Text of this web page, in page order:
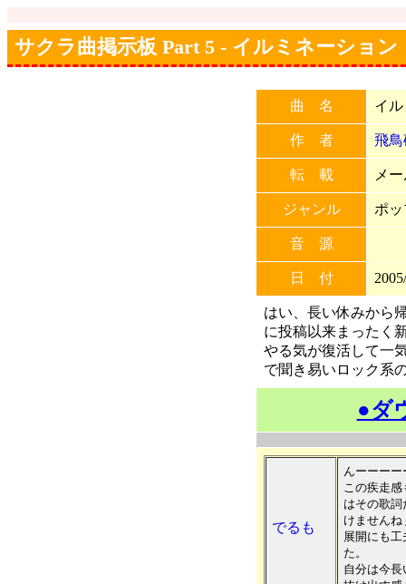
サクラ曲掲示板 Part 5 - イルミネーション
曲 名 イ
作 者 飛
転 載 メ
ジャンル ポ
音 源
日 付
はい、長い休みから
に投稿以来まったく
やる気が復活して一
で聞き易いロック系
●ダ
でるも
んーーーー
この疾走
はその歌
けませんね
展開にも
た。
自分は今